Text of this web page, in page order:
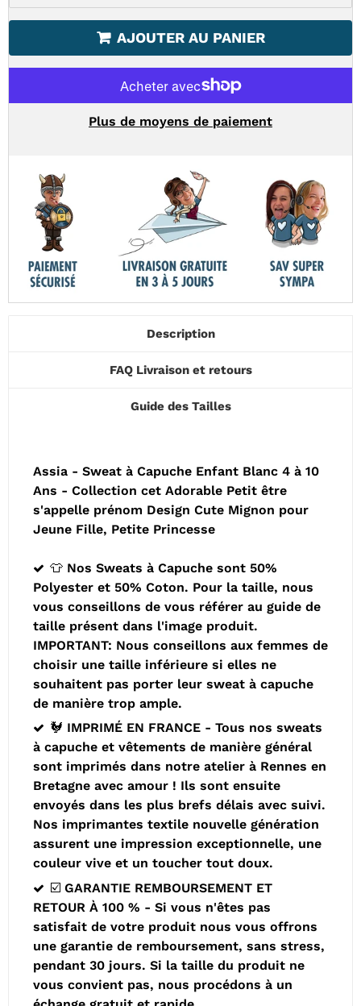
AJOUTER AU PANIER
Plus de moyens de paiement
Description
FAQ Livraison et retours
Guide des Tailles
Assia - Sweat à Capuche Enfant Blanc 4 à 10
Ans - Collection cet Adorable Petit être
s'appelle prénom Design Cute Mignon pour
Jeune Fille, Petite Princesse
👕 Nos Sweats à Capuche sont 50%
Polyester et 50% Coton. Pour la taille, nous
vous conseillons de vous référer au guide de
taille présent dans l'image produit.
IMPORTANT: Nous conseillons aux femmes de
choisir une taille inférieure si elles ne
souhaitent pas porter leur sweat à capuche
de manière trop ample.
🐓 IMPRIMÉ EN FRANCE - Tous nos sweats
à capuche et vêtements de manière général
sont imprimés dans notre atelier à Rennes en
Bretagne avec amour ! Ils sont ensuite
envoyés dans les plus brefs délais avec suivi.
Nos imprimantes textile nouvelle génération
assurent une impression exceptionnelle, une
couleur vive et un toucher tout doux.
☑️ GARANTIE REMBOURSEMENT ET
RETOUR À 100 % - Si vous n'êtes pas
satisfait de votre produit nous vous offrons
une garantie de remboursement, sans stress,
pendant 30 jours. Si la taille du produit ne
vous convient pas, nous procédons à un